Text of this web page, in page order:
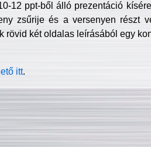
12 ppt-ből álló prezentáció
zsűrije és a versenyen részt
rövid két oldalas leírásából egy
itt.